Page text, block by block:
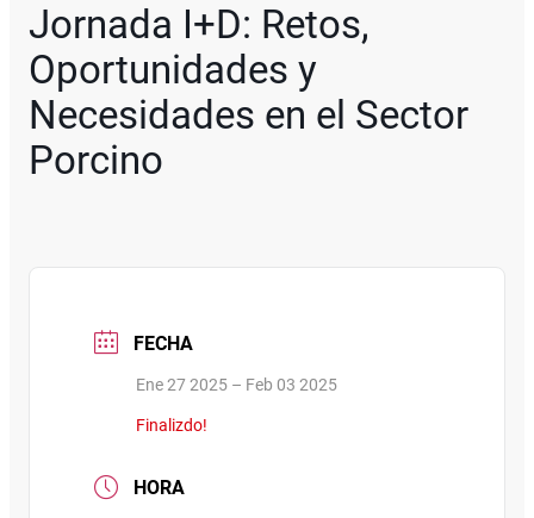
Jornada I+D: Retos,
Oportunidades y
Necesidades en el Sector
Porcino
FECHA
Ene 27 2025 – Feb 03 2025
Finalizdo!
HORA